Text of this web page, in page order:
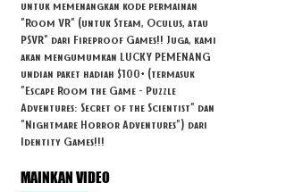
untuk memenangkan kode permainan
"Room VR" (untuk Steam, Oculus, atau
PSVR" dari Fireproof Games!! Juga, kami
akan mengumumkan LUCKY PEMENANG
undian paket hadiah $100+ (termasuk
"Escape Room the Game - Puzzle
Adventures: Secret of the Scientist" dan
"Nightmare Horror Adventures") dari
Identity Games!!!
MAINKAN VIDEO